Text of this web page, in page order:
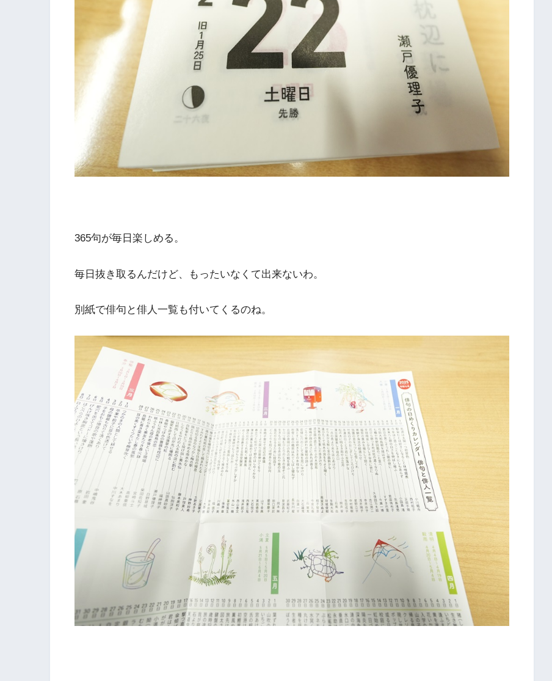
365句が毎日楽しめる。
毎日抜き取るんだけど、もったいなくて出来ないわ。
別紙で俳句と俳人一覧も付いてくるのね。